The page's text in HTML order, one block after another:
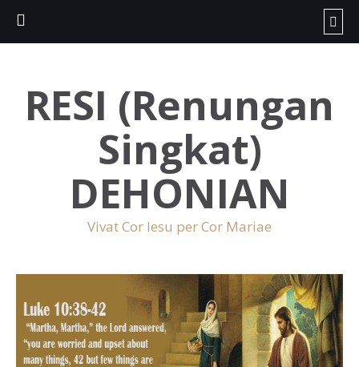
RESI (Renungan
Singkat)
DEHONIAN
Vivat Cor Iesu per Cor Mariae